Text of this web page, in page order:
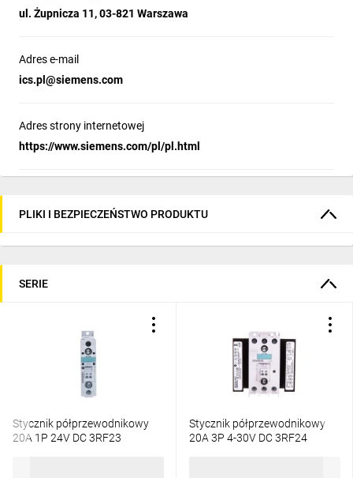
ul. Żupnicza 11, 03-821 Warszawa
Adres e-mail
ics.pl@siemens.com
Adres strony internetowej
https://www.siemens.com/pl/pl.html
PLIKI I BEZPIECZEŃSTWO PRODUKTU
SERIE
Stycznik półprzewodnikowy
20A 1P 24V DC 3RF23
Stycznik półprzewodnikowy
20A 3P 4-30V DC 3RF24